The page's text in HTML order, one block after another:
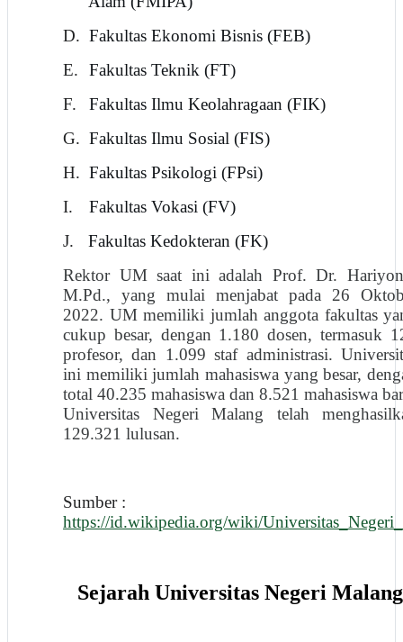
D. Fakultas Ekonomi Bisnis (FEB)
E.
Fakultas Teknik (FT)
F.
Fakultas Ilmu Keolahragaan (FIK)
G. Fakultas Ilmu Sosial (FIS)
H. Fakultas Psikologi (FPsi)
I.
Fakultas Vokasi (FV)
J.
Fakultas Kedokteran (FK)
Rektor UM saat ini adalah Prof. Dr.
M.Pd., yang mulai menjabat pada 26
2022. UM memiliki jumlah anggota fakultas
cukup besar, dengan 1.180 dosen, termasuk
profesor, dan 1.099 staf administrasi.
ini memiliki jumlah mahasiswa yang besar,
total 40.235 mahasiswa dan 8.521 mahasiswa
Universitas Negeri Malang telah
129.321 lulusan.
Sumber :
https://id.wikipedia.org/wiki/
Sejarah Universitas Negeri Malang